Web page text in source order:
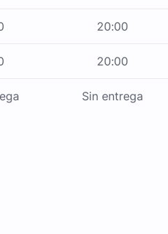
20:00
20:00
Sin entrega